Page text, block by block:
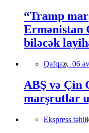
“Tramp
Ermənistan
biləcək
Qafqaz, 06
ABŞ və Çin
marşrutlar
Ekspress